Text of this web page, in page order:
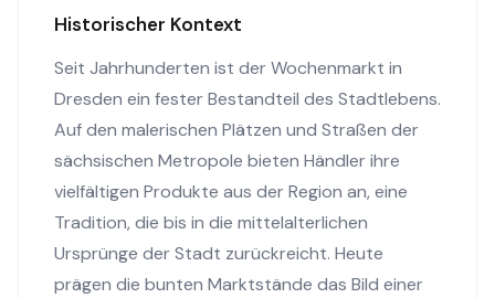
Historischer Kontext
Seit Jahrhunderten ist der Wochenmarkt in
Dresden ein fester Bestandteil des Stadtlebens.
Auf den malerischen Plätzen und Straßen der
sächsischen Metropole bieten Händler ihre
vielfältigen Produkte aus der Region an, eine
Tradition, die bis in die mittelalterlichen
Ursprünge der Stadt zurückreicht. Heute
prägen die bunten Marktstände das Bild einer